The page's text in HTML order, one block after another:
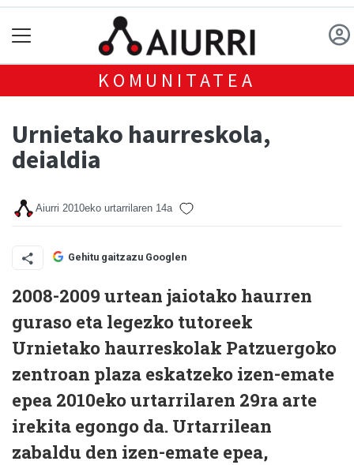
KOMUNITATEA
Urnietako haurreskola,
deialdia
Aiurri 2010eko urtarrilaren 14a
Gehitu gaitzazu Googlen
2008-2009 urtean jaiotako haurren
guraso eta legezko tutoreek
Urnietako haurreskolak Patzuergoko
zentroan plaza eskatzeko izen-emate
epea 2010eko urtarrilaren 29ra arte
irekita egongo da. Urtarrilean
zabaldu den izen-emate epea,